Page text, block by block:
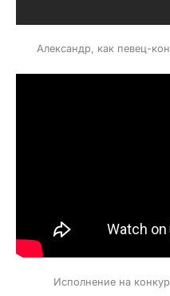
Александр, как певец-
Исполнение на